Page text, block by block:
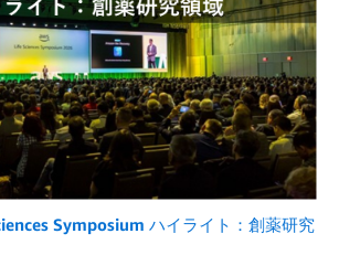
Symposium ハイライト：創薬研究